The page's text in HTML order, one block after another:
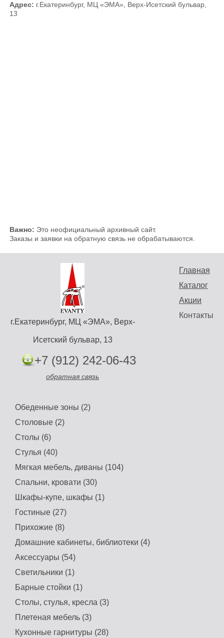
Адрес: г.Екатеринбург, МЦ «ЭМА», Верх-Исетский бульвар,
13
Важно: Это неофициальный архивный сайт.
Заказы и заявки на обратную связь не обрабатываются.
Главная
Каталог
Акции
Контакты
г.Екатеринбург, МЦ «ЭМА», Верх-
Исетский бульвар, 13
+7 (912) 242-06-43
обратная связь
Обеденные зоны (2)
Столовые (2)
Столы (6)
Стулья (40)
Мягкая мебель, диваны (104)
Спальни, кровати (30)
Шкафы-купе, шкафы (1)
Гостиные (27)
Прихожие (8)
Домашние кабинеты, библиотеки (4)
Аксессуары (54)
Светильники (1)
Барные стойки (1)
Столы, стулья, кресла (3)
Плетеная мебель (3)
Кухонные гарнитуры (28)